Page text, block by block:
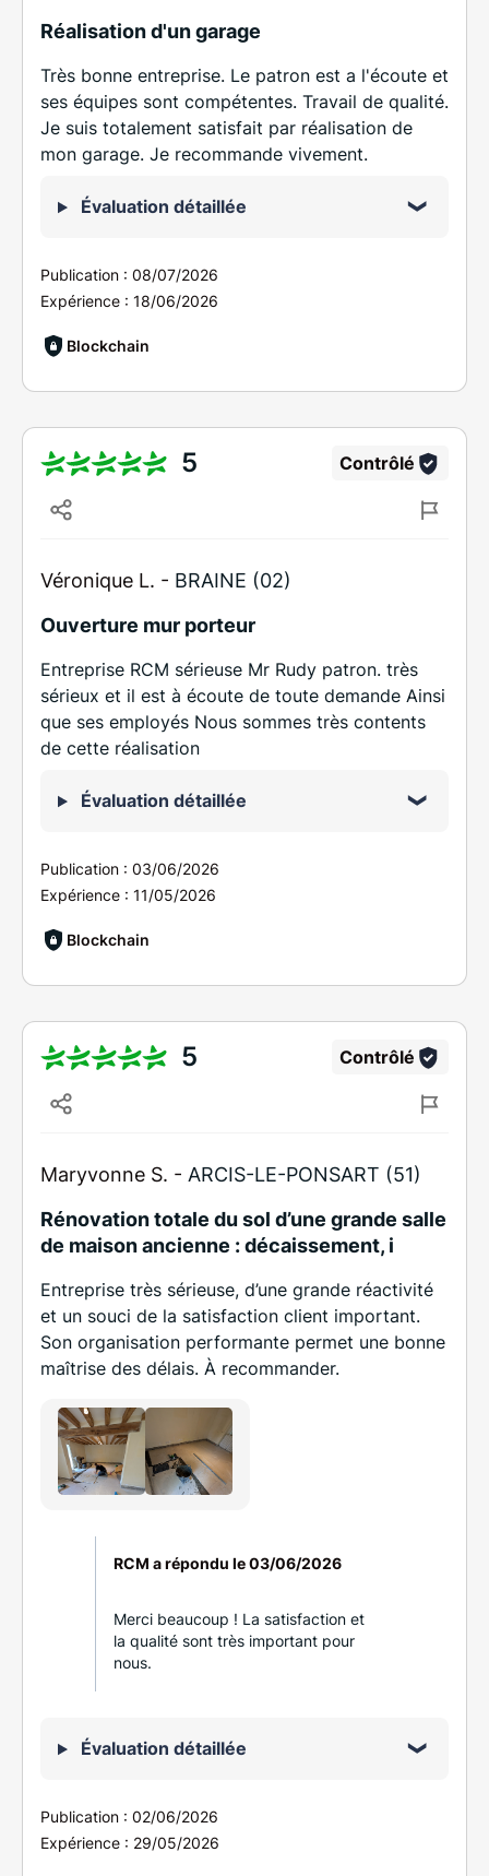
Réalisation d'un garage
Très bonne entreprise. Le patron est a l'écoute et
ses équipes sont compétentes. Travail de qualité.
Je suis totalement satisfait par réalisation de
mon garage. Je recommande vivement.
Évaluation détaillée
Publication : 08/07/2026
Expérience : 18/06/2026
Blockchain
5 Contrôlé
Véronique L. - BRAINE (02)
Ouverture mur porteur
Entreprise RCM sérieuse Mr Rudy patron. très
sérieux et il est à écoute de toute demande Ainsi
que ses employés Nous sommes très contents
de cette réalisation
Évaluation détaillée
Publication : 03/06/2026
Expérience : 11/05/2026
Blockchain
5 Contrôlé
Maryvonne S. - ARCIS-LE-PONSART (51)
Rénovation totale du sol d’une grande salle
de maison ancienne : décaissement, i
Entreprise très sérieuse, d’une grande réactivité
et un souci de la satisfaction client important.
Son organisation performante permet une bonne
maîtrise des délais. À recommander.
RCM a répondu le03/06/2026
Merci beaucoup ! La satisfaction et
la qualité sont très important pour
nous.
Évaluation détaillée
Publication : 02/06/2026
Expérience : 29/05/2026